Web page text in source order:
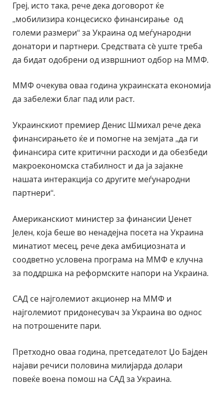
Греј, исто така, рече дека договорот ќе
„мобилизира концесиско финансирање од
големи размери“ за Украина од меѓународни
донатори и партнери. Средствата сè уште треба
да бидат одобрени од извршниот одбор на ММФ.
ММФ очекува оваа година украинската економија
да забележи благ пад или раст.
Украинскиот премиер Денис Шмихал рече дека
финансирањето ќе и помогне на земјата „да ги
финансира сите критични расходи и да обезбеди
макроекономска стабилност и да ја зајакне
нашата интеракција со другите меѓународни
партнери“.
Американскиот министер за финансии Џенет
Јелен, која беше во ненадејна посета на Украина
минатиот месец, рече дека амбициозната и
соодветно условена програма на ММФ е клучна
за поддршка на реформските напори на Украина.
САД се најголемиот акционер на ММФ и
најголемиот придонесувач за Украина во однос
на потрошените пари.
Претходно оваа година, претседателот Џо Бајден
најави речиси половина милијарда долари
повеќе воена помош на САД за Украина.